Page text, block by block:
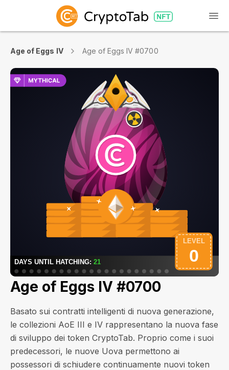
Age of Eggs IV Age of Eggs IV #0700
Age of Eggs IV #0700
Basato sui contratti intelligenti di nuova generazione,
le collezioni AoE III e IV rappresentano la nuova fase
di sviluppo dei token CryptoTab. Proprio come i suoi
predecessori, le nuove Uova permettono ai
possessori di schiudere continuamente nuovi token